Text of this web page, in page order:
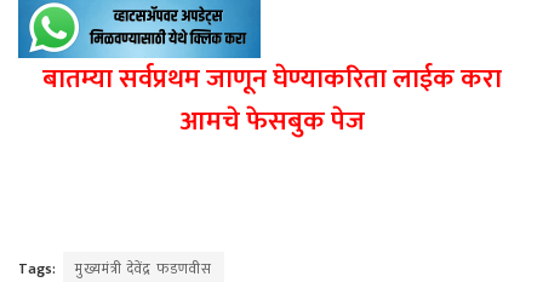
बातम्या सर्वप्रथम जाणून घेण्याकरिता लाईक करा
आमचे फेसबुक पेज
Tags: मुख्यमंत्री देवेंद्र फडणवीस